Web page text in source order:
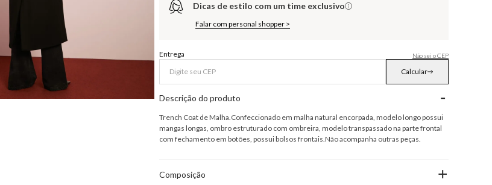
Dicas de estilo com um time exclusivo
Falar com personal shopper >
Entrega Não sei o CEP
Calcular
Descrição do produto -
Trench Coat de Malha.Confeccionado em malha natural encorpada, modelo longo possui
mangas longas, ombro estruturado com ombreira, modelo transpassado na parte frontal
com fechamento em botões, possui bolsos frontais.Não acompanha outras peças.
Composição +